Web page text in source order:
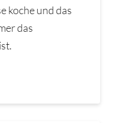
koche und das
das